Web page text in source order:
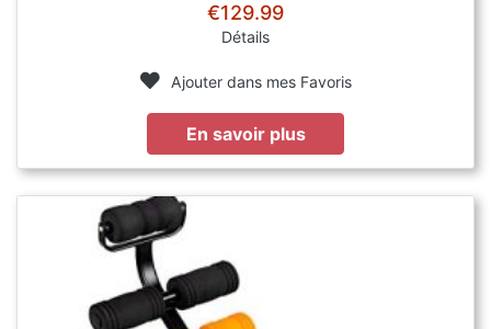
€129.99
Détails
Ajouter dans mes Favoris
En savoir plus